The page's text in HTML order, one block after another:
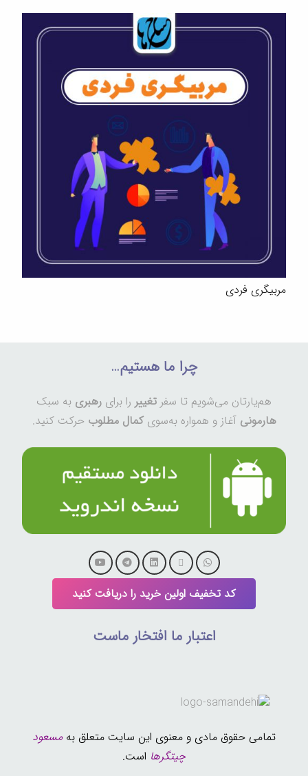
مربیگری فردی
چرا ما هستیم…
هم‌یارتان می‌شویم تا سفر تغییر را برای رهبری به سبک
هارمونی آغاز و همواره به‌سوی کمال مطلوب حرکت کنید.
کد تخفیف اولین خرید را دریافت کنید
اعتبار ما افتخار ماست
تمامی حقوق مادی و معنوی این سایت متعلق به مسعود
چیتگرها است.